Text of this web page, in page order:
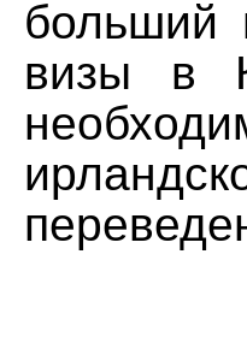
больший
визы в